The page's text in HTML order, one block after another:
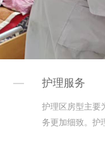
护理服务
护理区房型主要
务更加细致。护